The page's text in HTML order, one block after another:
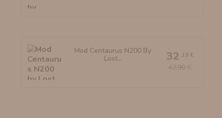
Mod Centaurus N200 By
Lost...
32 ,18 €